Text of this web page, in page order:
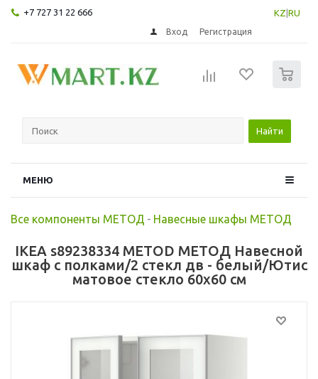
+7 727 31 22 666 KZ RU
Вход Регистрация
Найти
МЕНЮ
Все компоненты МЕТОД - Навесные шкафы МЕТОД
IKEA s89238334 METOD МЕТОД Навесной
шкаф с полками/2 стекл дв - белый/Ютис
матовое стекло 60x60 см